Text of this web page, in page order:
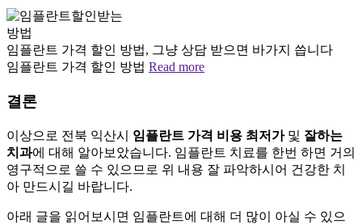
임플란트 가격 할인 방법, 그냥 상담 받으면 바가지 씁니다
임플란트 가격 할인 방법 Read more
결론
이상으로 전북 익산시 임플란트 가격 비용 최저가및 잘하는
치과에 대해 알아보았습니다. 임플란트 치료를 한번 하면 거의
영구적으로 쓸 수 있으므로 위 내용 잘 파악하시어 건강한 치
아 만드시길 바랍니다.
아래 글을 읽어보시면 임플란트에 대해 더 많이 아실 수 있으